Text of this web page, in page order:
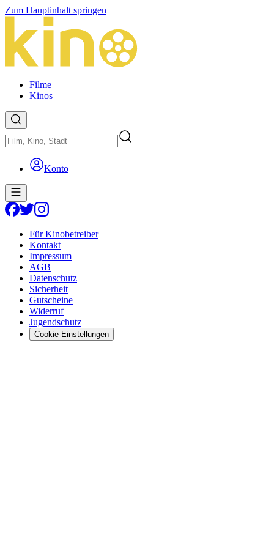
Zum Hauptinhalt springen
Filme
Kinos
Konto
Für Kinobetreiber
Kontakt
Impressum
AGB
Datenschutz
Sicherheit
Gutscheine
Widerruf
Jugendschutz
Cookie Einstellungen